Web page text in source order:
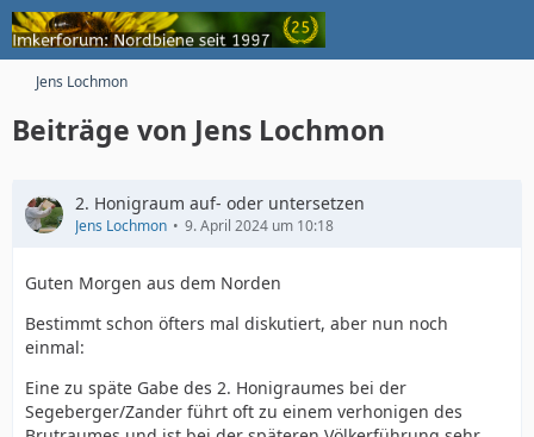
Jens Lochmon
Beiträge von Jens Lochmon
2. Honigraum auf- oder untersetzen
Jens Lochmon 9. April 2024 um 10:18
Guten Morgen aus dem Norden
Bestimmt schon öfters mal diskutiert, aber nun noch
einmal:
Eine zu späte Gabe des 2. Honigraumes bei der
Segeberger/Zander führt oft zu einem verhonigen des